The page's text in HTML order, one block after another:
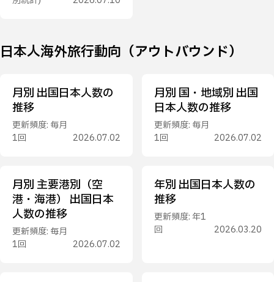
日本人海外旅行動向（アウトバウンド）
月別 出国日本人数の
推移
更新頻度: 毎月
1回
2026.07.02
月別 国・地域別 出国
日本人数の推移
更新頻度: 毎月
1回
2026.07.02
月別 主要港別（空
港・海港） 出国日本
人数の推移
更新頻度: 毎月
1回
2026.07.02
年別 出国日本人数の
推移
更新頻度: 年1
回
2026.03.20